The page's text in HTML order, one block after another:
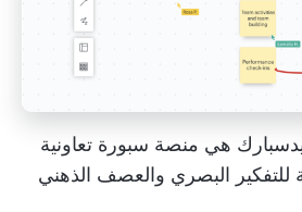
هي منصة سبورة تعاونية
للتفكير البصري والعصف الذهني